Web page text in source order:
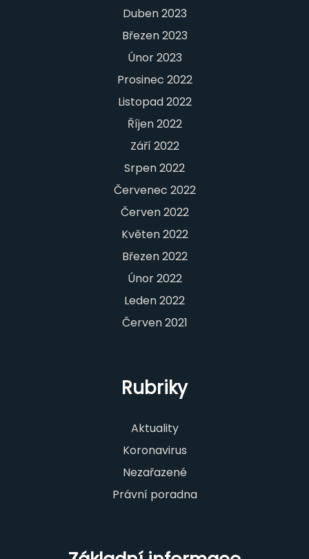
Duben 2023
Březen 2023
Únor 2023
Prosinec 2022
Listopad 2022
Říjen 2022
Září 2022
Srpen 2022
Červenec 2022
Červen 2022
Květen 2022
Březen 2022
Únor 2022
Leden 2022
Červen 2021
Rubriky
Aktuality
Koronavirus
Nezařazené
Právní poradna